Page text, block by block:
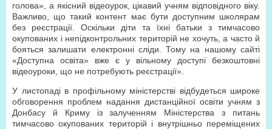
голова», а якісний відеоурок, цікавий учням відповідного віку.
Важливо, що такий контент має бути доступним школярам
без реєстрації. Оскільки діти та їхні батьки з тимчасово
окупованих і непідконтрольних територій не хочуть, а часто й
бояться залишати електронні сліди. Тому на нашому сайті
«Доступна освіта» вже є у вільному доступі безкоштовні
відеоуроки, що не потребують реєстрації».
У листопаді в профільному міністерстві відбудеться широке
обговорення проблем надання дистанційної освіти учням з
Донбасу й Криму із залученням Міністерства з питань
тимчасово окупованих територій і внутрішньо переміщених